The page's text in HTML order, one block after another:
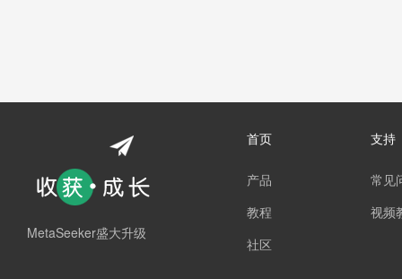
MetaSeeker盛大升级
首页
产品
教程
社区
支持
常见
视频